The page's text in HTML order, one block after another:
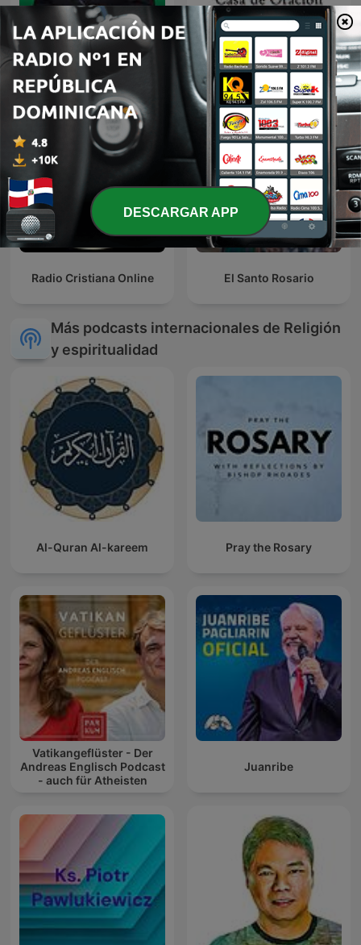
Alejandro Bullón Podcast Casa de Oración México
Radio Cristiana Online El Santo Rosario
Más podcasts internacionales de Religión
y espiritualidad
Al-Quran Al-kareem Pray the Rosary
Vatikangeflüster - Der
Andreas Englisch Podcast
- auch für Atheisten
Juanribe
DESCARGAR APP